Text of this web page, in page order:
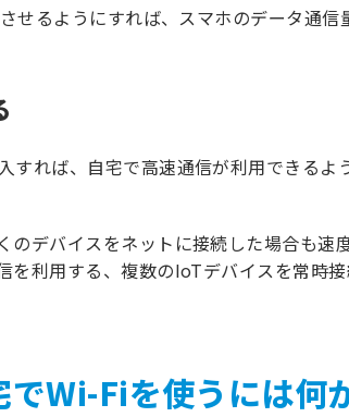
せるようにすれば、スマホのデータ通信
すれば、自宅で高速通信が利用できる
のデバイスをネットに接続した場合も
を利用する、複数のIoTデバイスを常時
でWi-Fiを使うには何